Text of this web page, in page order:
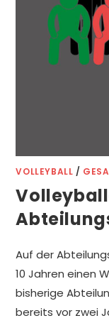
VOLLEYBALL /
Auf der
10 Jahren einen
bisherige
bereits vor zwei